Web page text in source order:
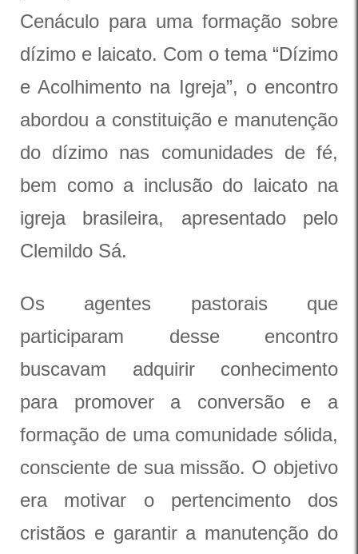
Cenáculo para uma formação sobre
dízimo e laicato. Com o tema “Dízimo
e Acolhimento na Igreja”, o encontro
abordou a constituição e manutenção
do dízimo nas comunidades de fé,
bem como a inclusão do laicato na
igreja brasileira, apresentado pelo
Clemildo Sá.
Os agentes pastorais que
participaram desse encontro
buscavam adquirir conhecimento
para promover a conversão e a
formação de uma comunidade sólida,
consciente de sua missão. O objetivo
era motivar o pertencimento dos
cristãos e garantir a manutenção do